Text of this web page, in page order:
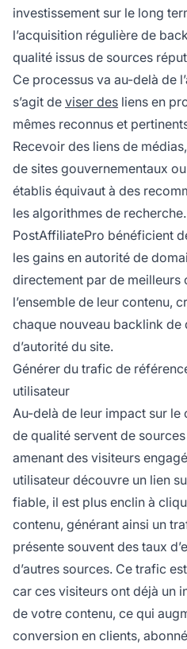
investissement sur le long
l’acquisition régulière de
qualité issus de sources
Ce processus va au-delà de
s’agit de viser des liens en
mêmes reconnus et
Recevoir des liens de
de sites gouvernementaux
établis équivaut à des
les algorithmes de
PostAffiliatePro bénéficient
les gains en autorité de
directement par de meilleurs
l’ensemble de leur contenu,
chaque nouveau backlink
d’autorité du site.
Générer du trafic de
utilisateur
Au-delà de leur impact sur le
de qualité servent de
amenant des visiteurs
utilisateur découvre un lien
fiable, il est plus enclin à
contenu, générant ainsi un
présente souvent des taux
d’autres sources. Ce trafic
car ces visiteurs ont déjà un
de votre contenu, ce qui
conversion en clients,